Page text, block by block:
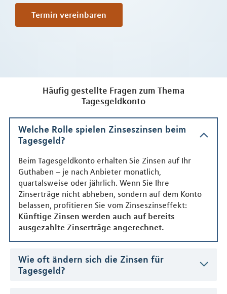
Termin vereinbaren
Häufig gestellte Fragen zum Thema
Tagesgeldkonto
Welche Rolle spielen Zinseszinsen beim
Tagesgeld?
Beim Tagesgeldkonto erhalten Sie Zinsen auf Ihr
Guthaben – je nach Anbieter monatlich,
quartalsweise oder jährlich. Wenn Sie Ihre
Zinserträge nicht abheben, sondern auf dem Konto
belassen, profitieren Sie vom Zinseszinseffekt:
Künftige Zinsen werden auch auf bereits
ausgezahlte Zinserträge angerechnet.
Wie oft ändern sich die Zinsen für
Tagesgeld?